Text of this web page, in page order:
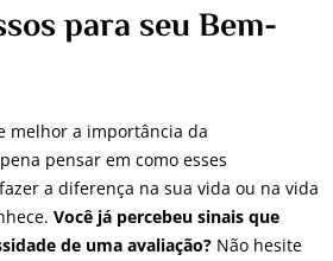
para seu Bem-
melhor a importância da
pensar em como esses
a diferença na sua vida ou na vida
Você já percebeu sinais que
de uma avaliação? Não hesite